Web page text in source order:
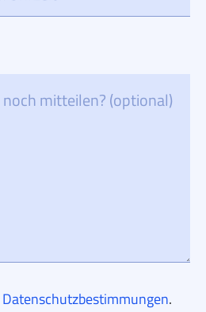
Datenschutzbestimmungen.